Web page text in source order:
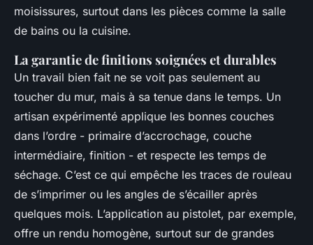
moisissures, surtout dans les pièces comme la salle
de bains ou la cuisine.
La garantie de finitions soignées et durables
Un travail bien fait ne se voit pas seulement au
toucher du mur, mais à sa tenue dans le temps. Un
artisan expérimenté applique les bonnes couches
dans l’ordre - primaire d’accrochage, couche
intermédiaire, finition - et respecte les temps de
séchage. C’est ce qui empêche les traces de rouleau
de s’imprimer ou les angles de s’écailler après
quelques mois. L’application au pistolet, par exemple,
offre un rendu homogène, surtout sur de grandes